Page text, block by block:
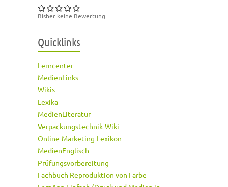
Bisher keine Bewertung
Quicklinks
Lerncenter
MedienLinks
Wikis
Lexika
MedienLiteratur
Verpackungstechnik-Wiki
Online-Marketing-Lexikon
MedienEnglisch
Prüfungsvorbereitung
Fachbuch Reproduktion von Farbe